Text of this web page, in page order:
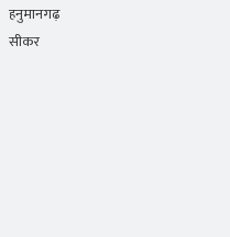
हनुमानगढ़
सीकर